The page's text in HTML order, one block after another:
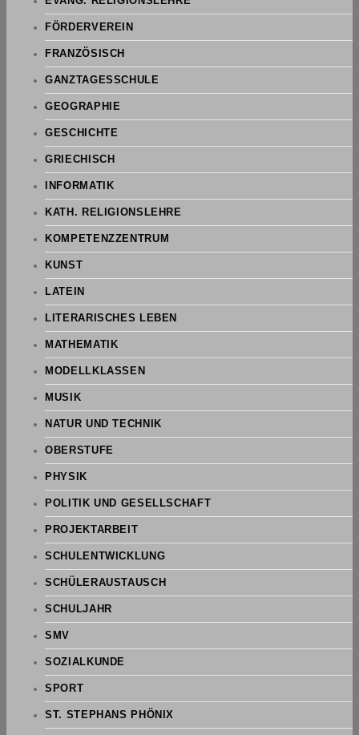
FÖRDERVEREIN
FRANZÖSISCH
GANZTAGESSCHULE
GEOGRAPHIE
GESCHICHTE
GRIECHISCH
INFORMATIK
KATH. RELIGIONSLEHRE
KOMPETENZZENTRUM
KUNST
LATEIN
LITERARISCHES LEBEN
MATHEMATIK
MODELLKLASSEN
MUSIK
NATUR UND TECHNIK
OBERSTUFE
PHYSIK
POLITIK UND GESELLSCHAFT
PROJEKTARBEIT
SCHULENTWICKLUNG
SCHÜLERAUSTAUSCH
SCHULJAHR
SMV
SOZIALKUNDE
SPORT
ST. STEPHANS PHÖNIX